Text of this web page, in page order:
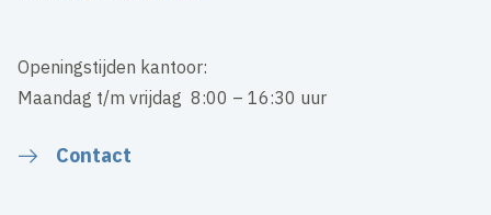
Openingstijden kantoor:
Maandag t/m vrijdag 8:00 – 16:30 uur
Contact